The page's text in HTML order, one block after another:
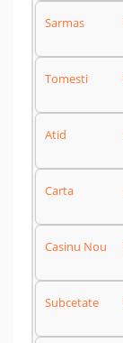
Sarmas
Tomesti
Atid
Carta
Casinu Nou
Subcetate